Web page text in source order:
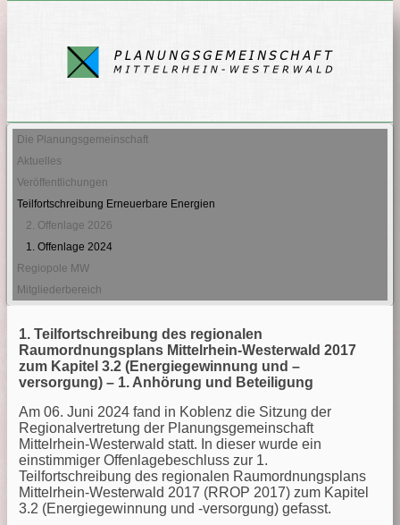
Die Planungsgemeinschaft
Aktuelles
Veröffentlichungen
Teilfortschreibung Erneuerbare Energien
2. Offenlage 2026
1. Offenlage 2024
Regiopole MW
Mitgliederbereich
1. Teilfortschreibung des regionalen
Raumordnungsplans Mittelrhein-Westerwald 2017
zum Kapitel 3.2 (Energiegewinnung und –
versorgung) – 1. Anhörung und Beteiligung
Am 06. Juni 2024 fand in Koblenz die Sitzung der
Regionalvertretung der Planungsgemeinschaft
Mittelrhein-Westerwald statt. In dieser wurde ein
einstimmiger Offenlagebeschluss zur 1.
Teilfortschreibung des regionalen Raumordnungsplans
Mittelrhein-Westerwald 2017 (RROP 2017) zum Kapitel
3.2 (Energiegewinnung und -versorgung) gefasst.